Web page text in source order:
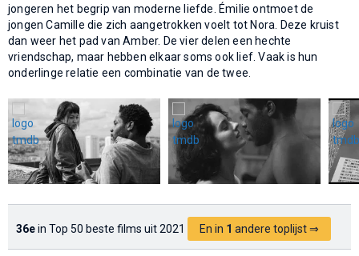
jongeren het begrip van moderne liefde. Émilie ontmoet de
jongen Camille die zich aangetrokken voelt tot Nora. Deze kruist
dan weer het pad van Amber. De vier delen een hechte
vriendschap, maar hebben elkaar soms ook lief. Vaak is hun
onderlinge relatie een combinatie van de twee.
36ein Top 50 beste films uit 2021 En in 1 andere toplijst ⇒